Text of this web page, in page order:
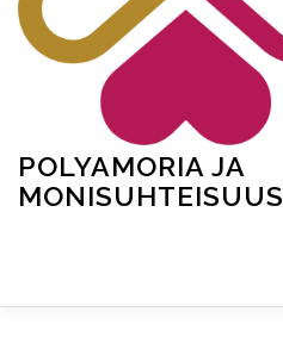
POLYAMORIA JA
MONISUHTEISUUS